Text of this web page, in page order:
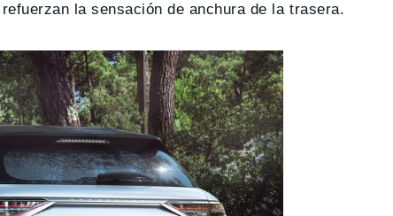
la sensación de anchura de la trasera.